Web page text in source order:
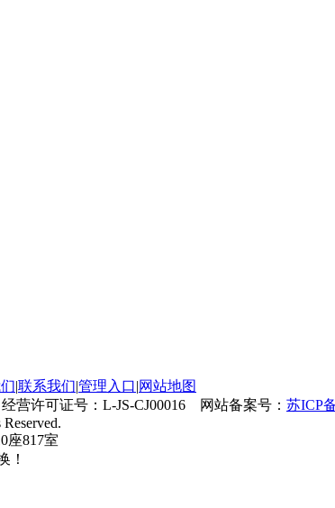
|联系我们|管理入口|网站地图
营许可证号：L-JS-CJ00016 网站备案号： 苏ICP
座817室
！